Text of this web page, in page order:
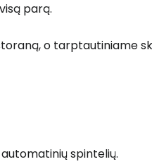
parą.
o tarptautiniame
spintelių.